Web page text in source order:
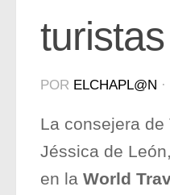
POR ELCHAPL@N ·
La consejera
Jéssica de
en la World